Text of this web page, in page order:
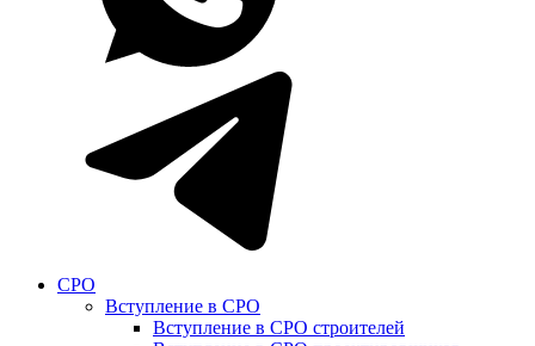
СРО
Вступление в СРО
Вступление в СРО строителей